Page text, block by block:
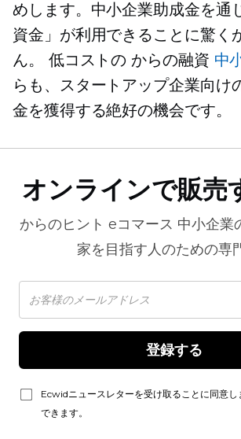
めします。中小企業助成金を通
資金」が利用できることに驚く
ん。 低コストの からの融資 中
らも、スタートアップ企業向け
金を獲得する絶好の機会です。
オンラインで販売
からのヒント eコマース 中小企業
家を目指す人のための専
Ecwidニュースレターを受け取ることに同意し
できます。